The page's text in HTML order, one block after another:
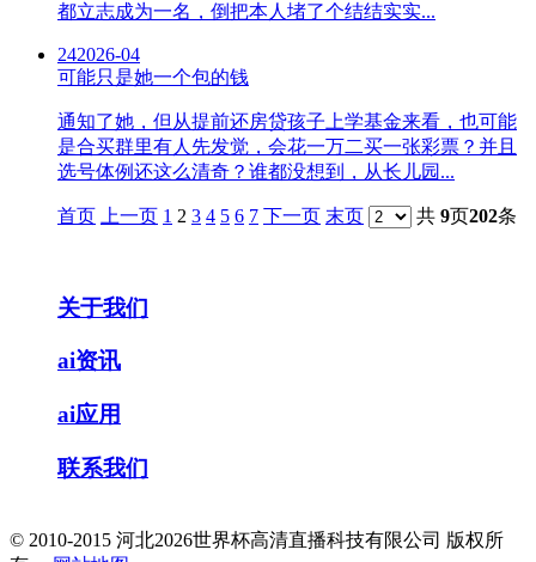
都立志成为一名，倒把本人堵了个结结实实...
242026-04
可能只是她一个包的钱
通知了她，但从提前还房贷孩子上学基金来看，也可能
是合买群里有人先发觉，会花一万二买一张彩票？并且
选号体例还这么清奇？谁都没想到，从长儿园...
首页 上一页 1 2 3 4 5 6 7 下一页 末页 共 9页202条
关于我们
ai资讯
ai应用
联系我们
© 2010-2015 河北2026世界杯高清直播科技有限公司 版权所